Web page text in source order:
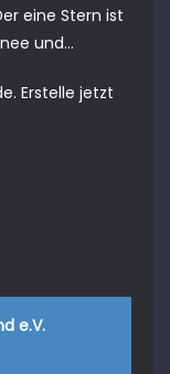
eine Stern ist
und...
. Erstelle jetzt
e.V.